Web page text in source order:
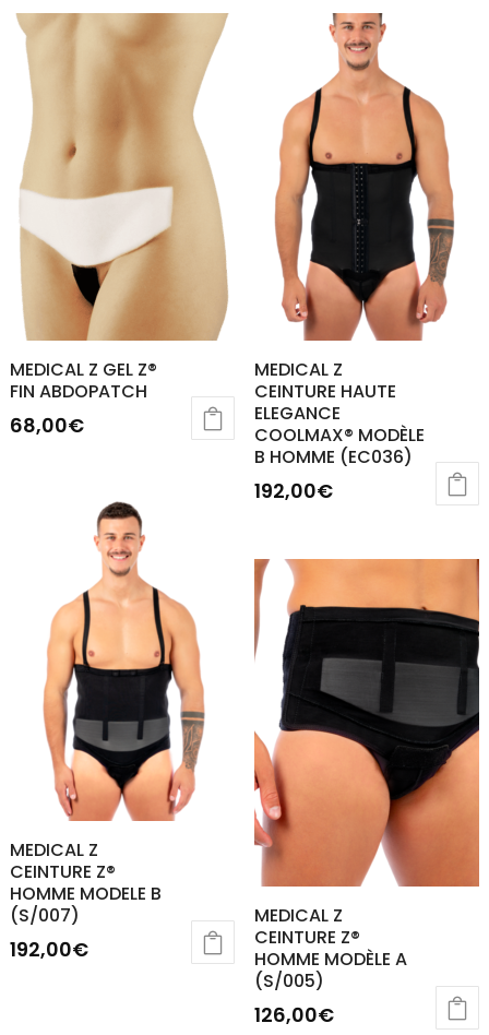
MEDICAL Z GEL Z®
FIN ABDOPATCH
68,00€
options
peuvent
choisies
produit
MEDICAL Z
CEINTURE HAUTE
ELEGANCE
COOLMAX® MODÈLE
B HOMME (EC036)
192,00€
MEDICAL Z
CEINTURE Z®
HOMME MODELE B
(S/007)
192,00€
MEDICAL Z
CEINTURE Z®
HOMME MODÈLE A
(S/005)
126,00€